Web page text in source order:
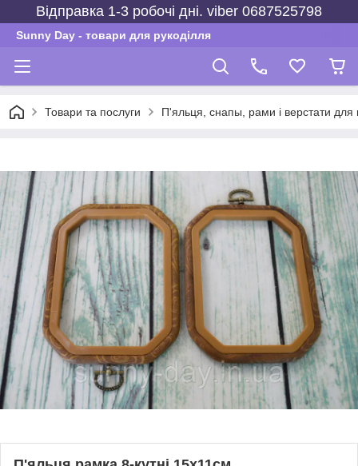
Відправка 1-3 робочі дні. viber 0687525798
Sunny Day - товари для рукоділля
Товари та послуги П'яльця, снапы, рами і верстати для